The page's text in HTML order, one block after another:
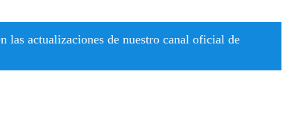
las actualizaciones de nuestro canal oficial de